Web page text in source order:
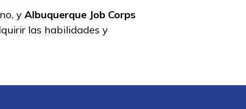
y Albuquerque Job Corps
las habilidades y